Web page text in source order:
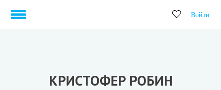
Войти
КРИСТОФЕР РОБИН